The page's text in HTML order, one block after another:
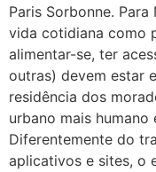
Paris Sorbonne.
vida cotidiana como
alimentar-se, ter
outras) devem estar
residência dos
urbano mais humano
Diferentemente do
aplicativos e sites, o